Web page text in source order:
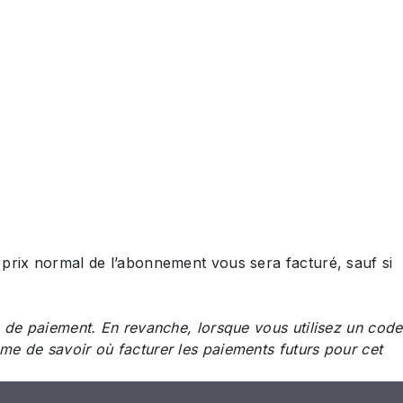
normal de l’abonnement vous sera facturé, sauf si
paiement. En revanche, lorsque vous utilisez un code
de savoir où facturer les paiements futurs pour cet